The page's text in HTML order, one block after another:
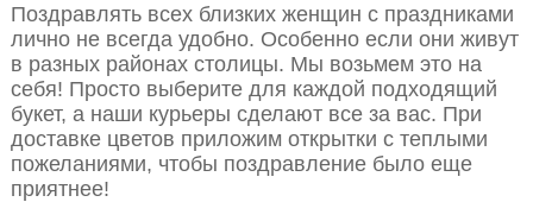
Поздравлять всех близких женщин с праздниками
лично не всегда удобно. Особенно если они живут
в разных районах столицы. Мы возьмем это на
себя! Просто выберите для каждой подходящий
букет, а наши курьеры сделают все за вас. При
доставке цветов приложим открытки с теплыми
пожеланиями, чтобы поздравление было еще
приятнее!